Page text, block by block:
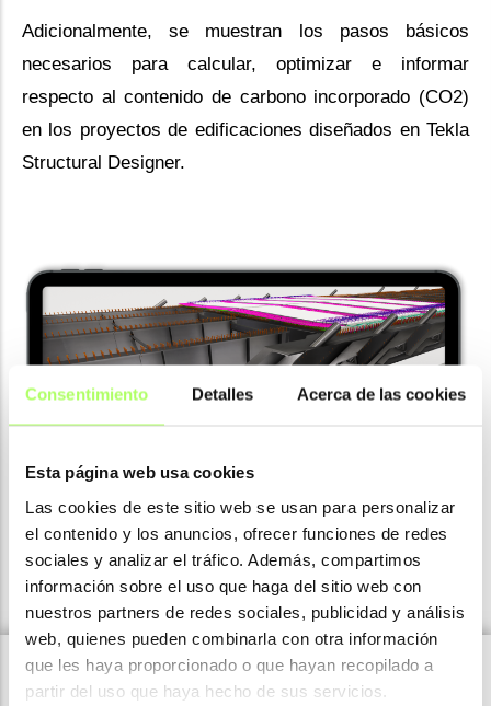
Consentimiento Detalles Acerca de las cookies
Esta página web usa cookies
Las cookies de este sitio web se usan para personalizar
el contenido y los anuncios, ofrecer funciones de redes
sociales y analizar el tráfico. Además, compartimos
información sobre el uso que haga del sitio web con
nuestros partners de redes sociales, publicidad y análisis
web, quienes pueden combinarla con otra información
que les haya proporcionado o que hayan recopilado a
partir del uso que haya hecho de sus servicios.
Adicionalmente, se muestran los pasos básicos
necesarios para calcular, optimizar e informar
respecto al contenido de carbono incorporado (CO2)
en los proyectos de edificaciones diseñados en Tekla
Structural Designer.